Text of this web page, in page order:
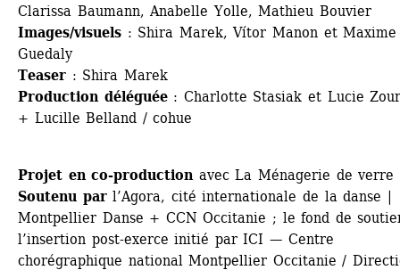
Clarissa Baumann, Anabelle Yolle, Mathieu Bouvier
Images/visuels : Shira Marek, Vítor Manon et Maxime
Guedaly
Teaser : Shira Marek
Production déléguée: Charlotte Stasiak et Lucie
+ Lucille Belland / cohue
Projet en co-productionavec La Ménagerie de verre
Soutenu parl’Agora, cité internationale de la danse |
Montpellier Danse + CCN Occitanie ; le fond de
l’insertion post-exerce initié par ICI — Centre
chorégraphique national Montpellier Occitanie /